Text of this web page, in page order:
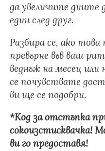
да увеличите дните
един след друг.
Разбира се, ако това
превърне във ваш
веднъж на месец или
се почувствате
ви ще се подобри.
*Код за отстъпка
сокоизстисквачка!
ви го предоставя!